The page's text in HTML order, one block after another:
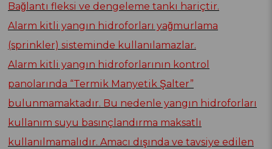
Bağlantı fleksi ve dengeleme tankı hariçtir.
Alarm kitli yangın hidroforları yağmurlama
(sprinkler) sisteminde kullanılamazlar.
Alarm kitli yangın hidroforlarının kontrol
panolarında “Termik Manyetik Şalter”
bulunmamaktadır. Bu nedenle yangın hidroforları
kullanım suyu basınçlandırma maksatlı
kullanılmamalıdır. Amacı dışında ve tavsiye edilen